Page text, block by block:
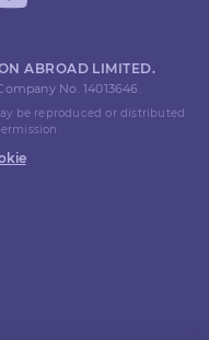
ABROAD LIMITED.
No. 14013646.
be reproduced or distributed